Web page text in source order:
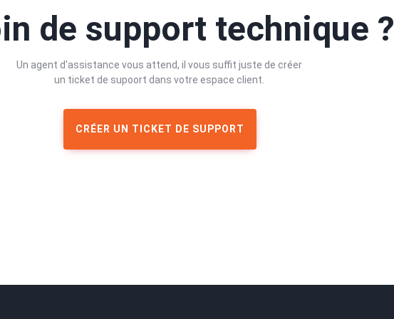
de support technique ?
Un agent d'assistance vous attend, il vous suffit juste de créer
un ticket de supoort dans votre espace client.
CRÉER UN TICKET DE SUPPORT